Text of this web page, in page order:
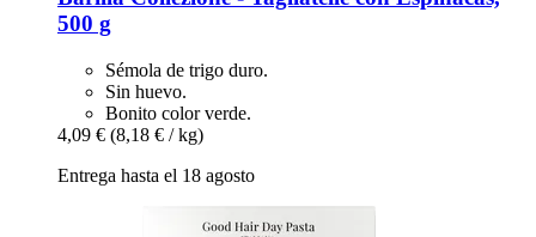
500 g
Sémola de trigo duro.
Sin huevo.
Bonito color verde.
4,09 € (8,18 € / kg)
Entrega hasta el 18 agosto